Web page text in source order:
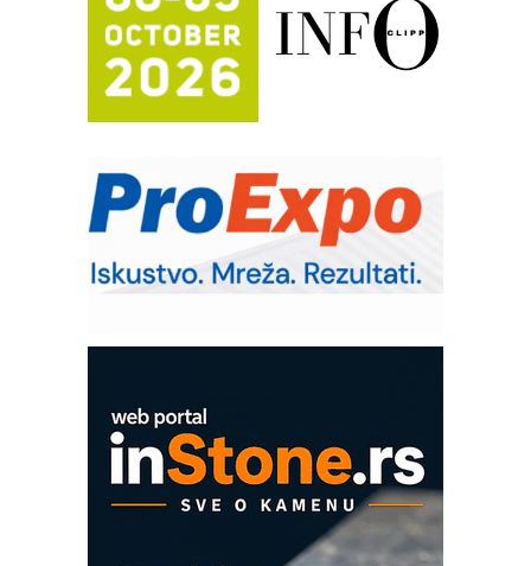
Efikasno upravljanje energijom
Automatizacija pakovanja · Display
(Shelf-Ready) omotnice
Potpuna efikasnost bez složenih
Trajna oznaka kao dugoročna korist
Bezbednost na prvom mestu!
IB BLUMENAUER - više od 40 godina
poverenja u industriji
OBO sistemi mrežastih nosača kablova
Proizvodnja iC7 Hybrid 1500 VDC
mrežnog pretvarača sa tečnim
hlađenjem